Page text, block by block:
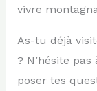
vivre
As-tu déjà
? N’hésite
poser tes